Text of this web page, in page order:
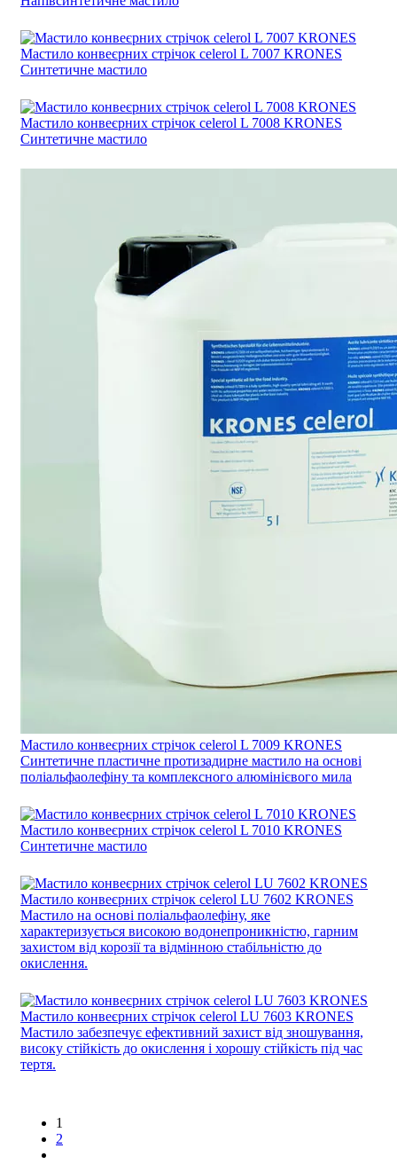
Мастило конвеєрних стрічок celerol L 7007 KRONES
Синтетичне мастило
Мастило конвеєрних стрічок celerol L 7008 KRONES
Синтетичне мастило
Мастило конвеєрних стрічок celerol L 7009 KRONES
Синтетичне пластичне протизадирне мастило на основі
поліальфаолефіну та комплексного алюмінієвого мила
Мастило конвеєрних стрічок celerol L 7010 KRONES
Синтетичне мастило
Мастило конвеєрних стрічок celerol LU 7602 KRONES
Мастило на основі поліальфаолефіну, яке
характеризується високою водонепроникністю, гарним
захистом від корозії та відмінною стабільністю до
окислення.
Мастило конвеєрних стрічок celerol LU 7603 KRONES
Мастило забезпечує ефективний захист від зношування,
високу стійкість до окислення і хорошу стійкість під час
тертя.
1
2